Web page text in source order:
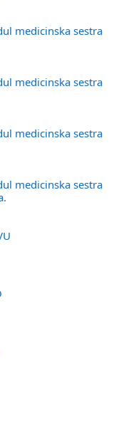
medicinska sestra
medicinska sestra
medicinska sestra
medicinska sestra